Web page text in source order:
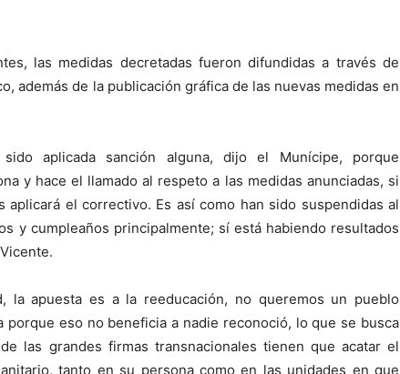
las medidas decretadas fueron difundidas a través de
además de la publicación gráfica de las nuevas medidas en
aplicada sanción alguna, dijo el Munícipe, porque
y hace el llamado al respeto a las medidas anunciadas, si
aplicará el correctivo. Es así como han sido suspendidas al
y cumpleaños principalmente; sí está habiendo resultados
la apuesta es a la reeducación, no queremos un pueblo
porque eso no beneficia a nadie reconoció, lo que se busca
las grandes firmas transnacionales tienen que acatar el
tanto en su persona como en las unidades en que